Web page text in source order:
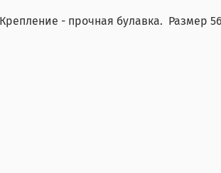
- прочная булавка. Размер